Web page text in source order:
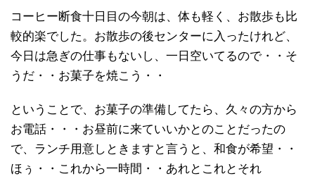
コーヒー断食十日目の今朝は、体も軽く、お散歩も比
較的楽でした。お散歩の後センターに入ったけれど、
今日は急ぎの仕事もないし、一日空いてるので・・そ
うだ・・お菓子を焼こう・・
ということで、お菓子の準備してたら、久々の方から
お電話・・・お昼前に来ていいかとのことだったの
で、ランチ用意しときますと言うと、和食が希望・・
ほぅ・・これから一時間・・あれとこれとそれ